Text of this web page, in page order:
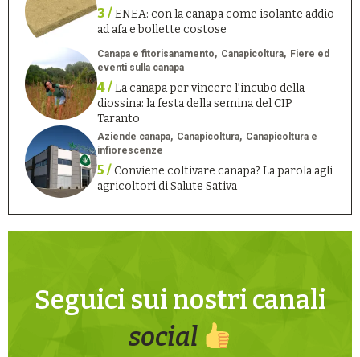
3 /ENEA: con la canapa come isolante addio
ad afa e bollette costose
Canapa e fitorisanamento Canapicoltura
Fiere ed
eventi sulla canapa
4 /La canapa per vincere l’incubo della
diossina: la festa della semina del CIP
Taranto
Aziende canapa Canapicoltura
Canapicoltura e
infiorescenze
5 /Conviene coltivare canapa? La parola agli
agricoltori di Salute Sativa
Seguici sui nostri canali
social